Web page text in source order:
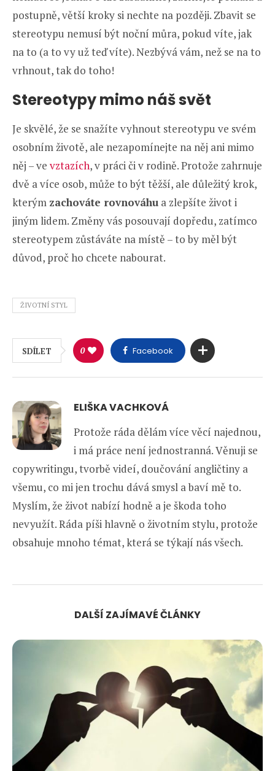
postupně, větší kroky si nechte na později. Zbavit se
stereotypu nemusí být noční můra, pokud víte, jak
na to (a to vy už teď víte). Nezbývá vám, než se na to
vrhnout, tak do toho!
Stereotypy mimo náš svět
Je skvělé, že se snažíte vyhnout stereotypu ve svém
osobním životě, ale nezapomínejte na něj ani mimo
něj – ve vztazích, v práci či v rodině. Protože zahrnuje
dvě a více osob, může to být těžší, ale důležitý krok,
kterým zachováte rovnováhu a zlepšíte život i
jiným lidem. Změny vás posouvají dopředu, zatímco
stereotypem zůstáváte na místě – to by měl být
důvod, proč ho chcete nabourat.
ŽIVOTNÍ STYL
SDÍLET 0 Facebook
ELIŠKA VACHKOVÁ
Protože ráda dělám více věcí najednou,
i má práce není jednostranná. Věnuji se
copywritingu, tvorbě videí, doučování angličtiny a
všemu, co mi jen trochu dává smysl a baví mě to.
Myslím, že život nabízí hodně a je škoda toho
nevyužít. Ráda píši hlavně o životním stylu, protože
obsahuje mnoho témat, která se týkají nás všech.
DALŠÍ ZAJÍMAVÉ ČLÁNKY